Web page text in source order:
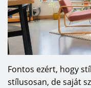
Fontos ezért, hogy
stílusosan, de saját